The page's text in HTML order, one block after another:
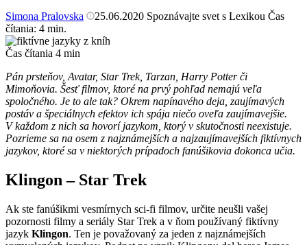
Simona Pralovska 25.06.2020 Spoznávajte svet s Lexikou Čas
čítania: 4 min.
Čas čítania 4 min
Pán prsteňov, Avatar, Star Trek, Tarzan, Harry Potter či
Mimoňovia. Šesť filmov, ktoré na prvý pohľad nemajú veľa
spoločného. Je to ale tak? Okrem napínavého deja, zaujímavých
postáv a špeciálnych efektov ich spája niečo oveľa zaujímavejšie.
V každom z nich sa hovorí jazykom, ktorý v skutočnosti neexistuje.
Pozrieme sa na osem z najznámejších a najzaujímavejších fiktívnych
jazykov, ktoré sa v niektorých prípadoch fanúšikovia dokonca učia.
Klingon – Star Trek
Ak ste fanúšikmi vesmírnych sci-fi filmov, určite neušli vašej
pozornosti filmy a seriály Star Trek a v ňom používaný fiktívny
jazyk Klingon. Ten je považovaný za jeden z najznámejších